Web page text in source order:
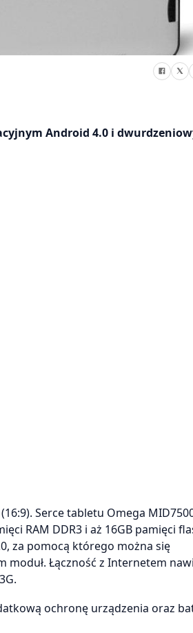
Android 4.0 i
Serce tabletu Omega
RAM DDR3 i aż 16GB pamięci
za pomocą którego można się
moduł. Łączność z Internetem
ochronę urządzenia oraz